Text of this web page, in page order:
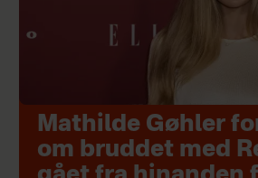
Mathilde Gøhler
om bruddet med